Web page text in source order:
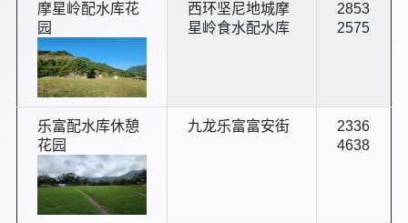
摩星岭配水库花
园
西环坚尼地城摩
星岭食水配水库
2853
2575
乐富配水库休憩
花园
九龙乐富富安街
2336
4638